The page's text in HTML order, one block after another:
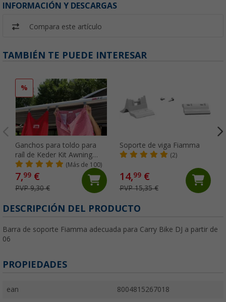
INFORMACIÓN Y DESCARGAS
Compara este artículo
TAMBIÉN TE PUEDE INTERESAR
%
Ganchos para toldo para
raíl de Keder Kit Awning
Hangers Fiamma(Más de 100)
7,99 €
PVP 9,30 €
Soporte de viga Fiamma
(2)
14,99€
PVP 15,35 €
DESCRIPCIÓN DEL PRODUCTO
Barra de soporte Fiamma adecuada para Carry Bike DJ a partir de
06
PROPIEDADES
ean 8004815267018